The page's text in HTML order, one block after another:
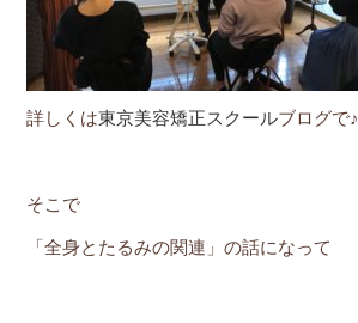
詳しくは東京美容矯正スクールブログで♪
そこで
「全身とたるみの関連」の話になって